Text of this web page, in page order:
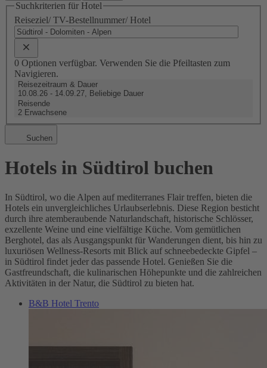
Suchkriterien für Hotel
Reiseziel/ TV-Bestellnummer/ Hotel
0 Optionen verfügbar. Verwenden Sie die Pfeiltasten zum
Navigieren.
Reisezeitraum & Dauer
10.08.26 - 14.09.27, Beliebige Dauer
Reisende
2 Erwachsene
Suchen
Hotels in Südtirol buchen
In Südtirol, wo die Alpen auf mediterranes Flair treffen, bieten die
Hotels ein unvergleichliches Urlaubserlebnis. Diese Region besticht
durch ihre atemberaubende Naturlandschaft, historische Schlösser,
exzellente Weine und eine vielfältige Küche. Vom gemütlichen
Berghotel, das als Ausgangspunkt für Wanderungen dient, bis hin zu
luxuriösen Wellness-Resorts mit Blick auf schneebedeckte Gipfel –
in Südtirol findet jeder das passende Hotel. Genießen Sie die
Gastfreundschaft, die kulinarischen Höhepunkte und die zahlreichen
Aktivitäten in der Natur, die Südtirol zu bieten hat.
B&B Hotel Trento